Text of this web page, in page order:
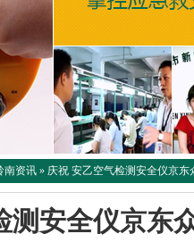
南资讯 » 庆祝 安乙空气检测安全仪京东
测安全仪京东